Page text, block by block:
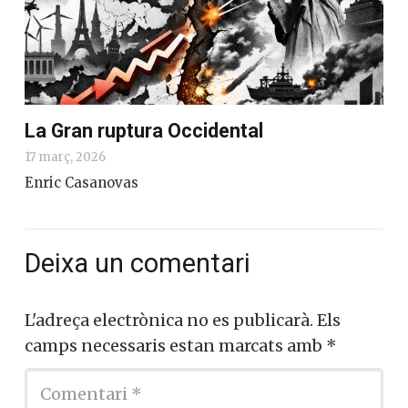
La Gran ruptura Occidental
17 març, 2026
Enric Casanovas
Deixa un comentari
L'adreça electrònica no es publicarà. Els
camps necessaris estan marcats amb *